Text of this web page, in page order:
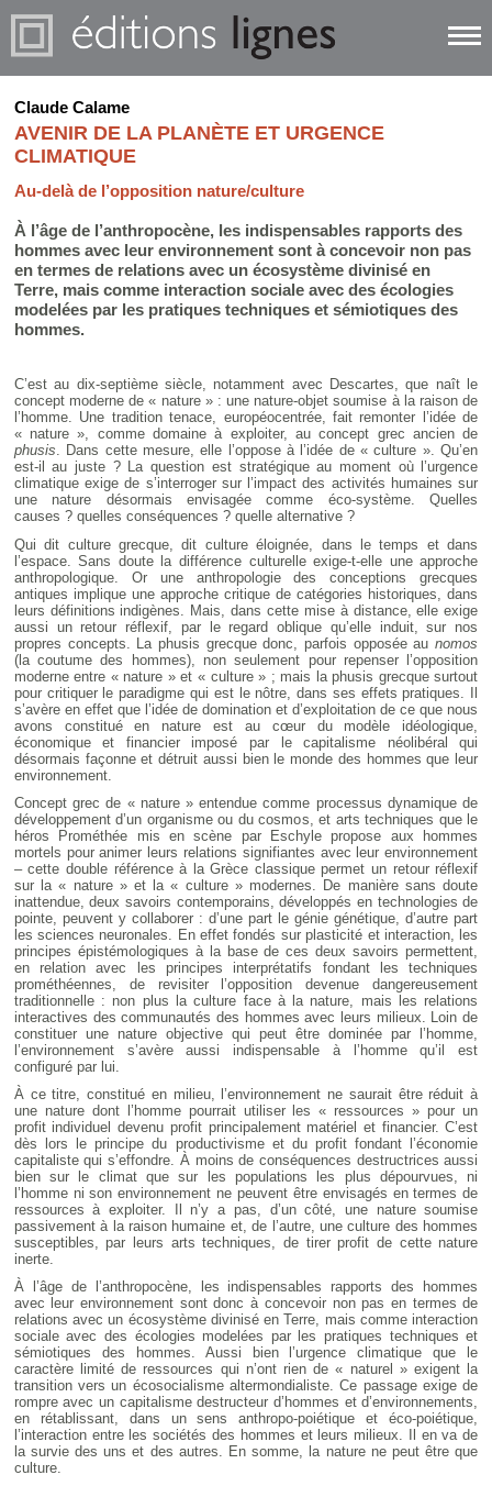
Claude Calame
AVENIR DE LA PLANÈTE ET URGENCE
CLIMATIQUE
Au-delà de l’opposition nature/culture
À l’âge de l’anthropocène, les indispensables rapports des
hommes avec leur environnement sont à concevoir non pas
en termes de relations avec un écosystème divinisé en
Terre, mais comme interaction sociale avec des écologies
modelées par les pratiques techniques et sémiotiques des
hommes.
C’est au dix-septième siècle, notamment avec Descartes, que naît le
concept moderne de « nature » : une nature-objet soumise à la raison de
l’homme. Une tradition tenace, européocentrée, fait remonter l’idée de
« nature », comme domaine à exploiter, au concept grec ancien de
phusis. Dans cette mesure, elle l’oppose à l’idée de « culture ». Qu’en
est-il au juste ? La question est stratégique au moment où l’urgence
climatique exige de s’interroger sur l’impact des activités humaines sur
une nature désormais envisagée comme éco-système. Quelles
causes ? quelles conséquences ? quelle alternative ?
Qui dit culture grecque, dit culture éloignée, dans le temps et dans
l’espace. Sans doute la différence culturelle exige-t-elle une approche
anthropologique. Or une anthropologie des conceptions grecques
antiques implique une approche critique de catégories historiques, dans
leurs définitions indigènes. Mais, dans cette mise à distance, elle exige
aussi un retour réflexif, par le regard oblique qu’elle induit, sur nos
propres concepts. La phusis grecque donc, parfois opposée aunomos
(la coutume des hommes), non seulement pour repenser l’opposition
moderne entre « nature » et « culture » ; mais la phusis grecque surtout
pour critiquer le paradigme qui est le nôtre, dans ses effets pratiques. Il
s’avère en effet que l’idée de domination et d’exploitation de ce que nous
avons constitué en nature est au cœur du modèle idéologique,
économique et financier imposé par le capitalisme néolibéral qui
désormais façonne et détruit aussi bien le monde des hommes que leur
environnement.
Concept grec de « nature » entendue comme processus dynamique de
développement d’un organisme ou du cosmos, et arts techniques que le
héros Prométhée mis en scène par Eschyle propose aux hommes
mortels pour animer leurs relations signifiantes avec leur environnement
– cette double référence à la Grèce classique permet un retour réflexif
sur la « nature » et la « culture » modernes. De manière sans doute
inattendue, deux savoirs contemporains, développés en technologies de
pointe, peuvent y collaborer : d’une part le génie génétique, d’autre part
les sciences neuronales. En effet fondés sur plasticité et interaction, les
principes épistémologiques à la base de ces deux savoirs permettent,
en relation avec les principes interprétatifs fondant les techniques
prométhéennes, de revisiter l’opposition devenue dangereusement
traditionnelle : non plus la culture face à la nature, mais les relations
interactives des communautés des hommes avec leurs milieux. Loin de
constituer une nature objective qui peut être dominée par l’homme,
l’environnement s’avère aussi indispensable à l’homme qu’il est
configuré par lui.
À ce titre, constitué en milieu, l’environnement ne saurait être réduit à
une nature dont l’homme pourrait utiliser les « ressources » pour un
profit individuel devenu profit principalement matériel et financier. C’est
dès lors le principe du productivisme et du profit fondant l’économie
capitaliste qui s’effondre. À moins de conséquences destructrices aussi
bien sur le climat que sur les populations les plus dépourvues, ni
l’homme ni son environnement ne peuvent être envisagés en termes de
ressources à exploiter. Il n’y a pas, d’un côté, une nature soumise
passivement à la raison humaine et, de l’autre, une culture des hommes
susceptibles, par leurs arts techniques, de tirer profit de cette nature
inerte.
À l’âge de l’anthropocène, les indispensables rapports des hommes
avec leur environnement sont donc à concevoir non pas en termes de
relations avec un écosystème divinisé en Terre, mais comme interaction
sociale avec des écologies modelées par les pratiques techniques et
sémiotiques des hommes. Aussi bien l’urgence climatique que le
caractère limité de ressources qui n’ont rien de « naturel » exigent la
transition vers un écosocialisme altermondialiste. Ce passage exige de
rompre avec un capitalisme destructeur d’hommes et d’environnements,
en rétablissant, dans un sens anthropo-poiétique et éco-poiétique,
l’interaction entre les sociétés des hommes et leurs milieux. Il en va de
la survie des uns et des autres. En somme, la nature ne peut être que
culture.